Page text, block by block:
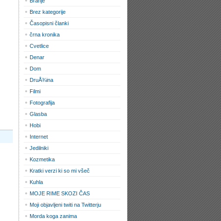
Brez kategorije
Časopisni članki
črna kronika
Cvetlice
Denar
Dom
DruÅ¾ina
Filmi
Fotografija
Glasba
Hobi
Internet
Jedilniki
Kozmetika
Kratki verzi ki so mi všeč
Kuhla
MOJE RIME SKOZI ČAS
Moji objavljeni twiti na Twitterju
Morda koga zanima